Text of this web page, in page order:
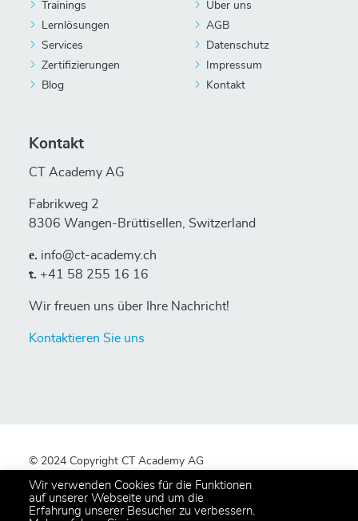
Trainings
Lernlösungen
Services
Zertifizierungen
Blog
Über uns
AGB
Datenschutz
Impressum
Kontakt
Kontakt
CT Academy AG
Fabrikweg 2
8306 Wangen-Brüttisellen, Switzerland
е. info@ct-academy.ch
t. +41 58 255 16 16
Wir freuen uns über Ihre Nachricht!
Kontaktieren Sie uns
© 2024 Copyright CT Academy AG
All rights reserved,
Privacy Policy
Wir verwenden Cookies für die Funktionen
auf unserer Webseite und um die
Erfahrung unserer Besucher zu verbessern.